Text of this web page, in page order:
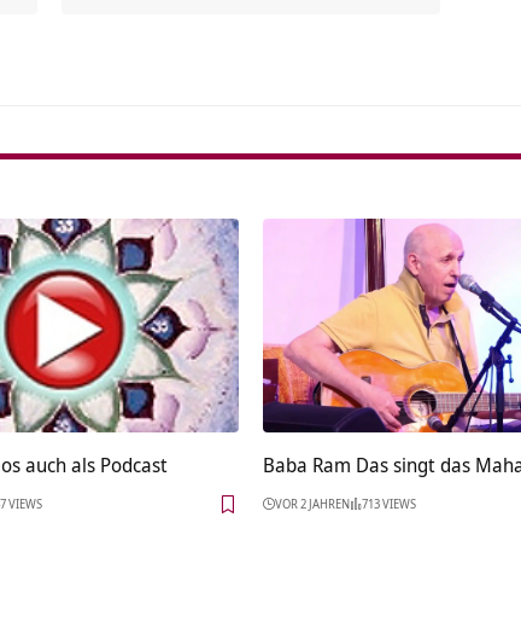
auch als Podcast
VIEWS
Baba Ram Das singt das
VOR 2 JAHREN 713 VIEWS